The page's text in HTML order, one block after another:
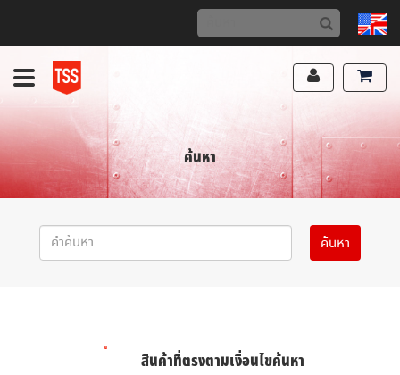
ค้นหา
สินค้าที่ตรงตามเงื่อนไขค้นหา